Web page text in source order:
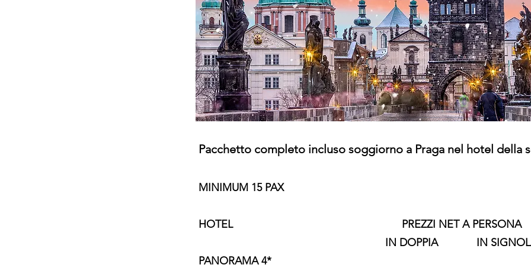
Pacchetto completo incluso soggiorno a Praga nel hotel della
MINIMUM 15 PAX
HOTEL PREZZI NET A
IN DOPPIA IN
PANORAMA 4*